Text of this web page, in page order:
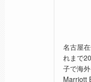
名古屋
れまで
子で海
Marriott